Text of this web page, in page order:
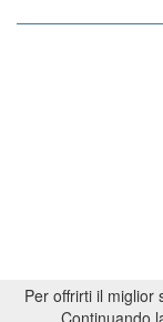
Per offrirti il miglior
Continuando